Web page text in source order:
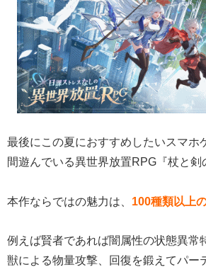
最後にこの夏におすすめしたいスマホ
間遊んでいる異世界放置RPG『杖と剣
本作ならではの魅力は、 100種類以上
例えば賢者であれば闇属性の状態異常
獣による物量攻撃、回復を鍛えてパー